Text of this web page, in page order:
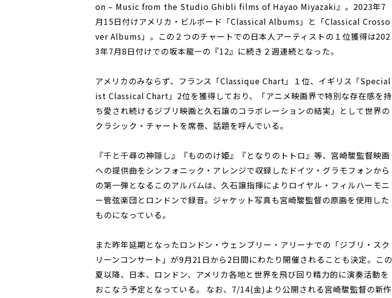
on – Music from the Studio Ghibli films of Hayao Miyazaki』。2023年7
月15日付けアメリカ・ビルボード「Classical Albums」と「Classical Crosso
ver Albums」。この２つのチャートでの日本人アーティストの１位獲得は202
3年7月8日付けでの坂本龍一の『12』に続き２週連続となった。
アメリカのみならず、フランス「Classique Chart」１位、イギリス「Special
ist Classical Chart」2位を獲得しており、「アニメ映画界で特別な存在感を持
ち愛され続けるジブリ映画と久石譲のコラボレーションの結実」として世界の
クラシック・チャートを席巻、話題を呼んでいる。
『千と千尋の神隠し』『もののけ姫』『となりのトトロ』等、宮崎駿監督映画
への提供曲をシンフォニック・アレンジで収録したドイツ・グラモフォンから
の第一弾となるこのアルバムは、久石譲指揮によりロイヤル・フィルハーモニ
ー管弦楽団とロンドンで録音。ジャケット写真も宮崎駿監督の原画を使用した
ものになっている。
また昨年延期となったロンドン・ウェンブリー・アリーナでの「ジブリ・スク
リーンコンサート」が9月21日から2日間にわたり開催されることも決定。この
夏以降、日本、ロンドン、アメリカ各地と世界を飛び回り精力的に演奏活動を
おこなう予定となっている。 なお、7/14(金)より公開される宮崎駿監督の新作